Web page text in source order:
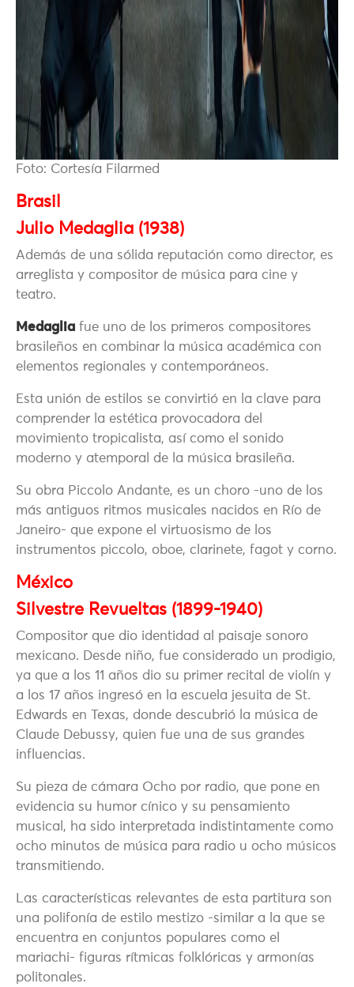
Foto: Cortesía Filarmed
Brasil
Julio Medaglia (1938)
Además de una sólida reputación como director, es
arreglista y compositor de música para cine y
teatro.
Medaglia fue uno de los primeros compositores
brasileños en combinar la música académica con
elementos regionales y contemporáneos.
Esta unión de estilos se convirtió en la clave para
comprender la estética provocadora del
movimiento tropicalista, así como el sonido
moderno y atemporal de la música brasileña.
Su obra Piccolo Andante, es un choro -uno de los
más antiguos ritmos musicales nacidos en Río de
Janeiro- que expone el virtuosismo de los
instrumentos piccolo, oboe, clarinete, fagot y corno.
México
Silvestre Revueltas (1899-1940)
Compositor que dio identidad al paisaje sonoro
mexicano. Desde niño, fue considerado un prodigio,
ya que a los 11 años dio su primer recital de violín y
a los 17 años ingresó en la escuela jesuita de St.
Edwards en Texas, donde descubrió la música de
Claude Debussy, quien fue una de sus grandes
influencias.
Su pieza de cámara Ocho por radio, que pone en
evidencia su humor cínico y su pensamiento
musical, ha sido interpretada indistintamente como
ocho minutos de música para radio u ocho músicos
transmitiendo.
Las características relevantes de esta partitura son
una polifonía de estilo mestizo -similar a la que se
encuentra en conjuntos populares como el
mariachi- figuras rítmicas folklóricas y armonías
politonales.